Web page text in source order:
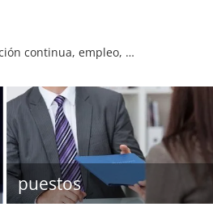
continua, empleo, …
puestos